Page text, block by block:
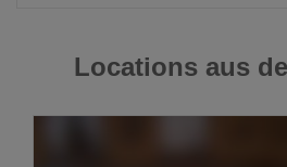
Locations aus